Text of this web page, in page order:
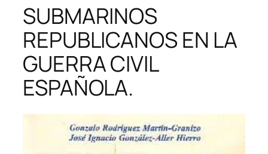
SUBMARINOS
REPUBLICANOS EN LA
GUERRA CIVIL
ESPAÑOLA.